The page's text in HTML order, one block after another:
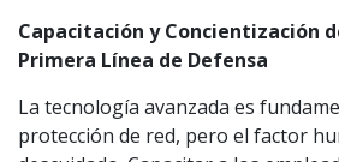
Capacitación y Concientización
Primera Línea de Defensa
La tecnología avanzada es
protección de red, pero el factor